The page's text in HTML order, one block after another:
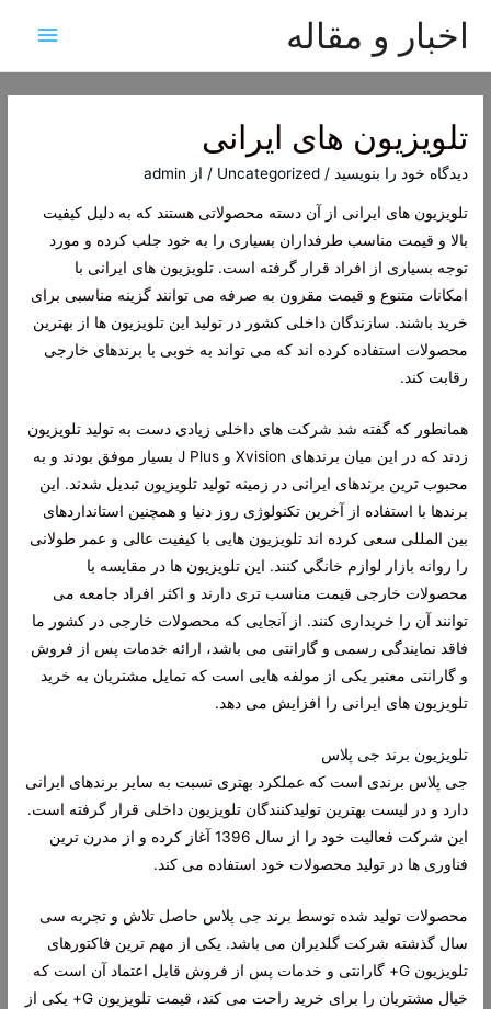
اخبار و مقاله
اصلی
تلویزیون های ایرانی
دیدگاه‌ خود را بنویسید /
Uncategorized / از admin
تلویزیون های ایرانی از آن دسته محصولاتی هستند که به دلیل کیفیت
بالا و قیمت مناسب طرفداران بسیاری را به خود جلب کرده و مورد
توجه بسیاری از افراد قرار گرفته است. تلویزیون های ایرانی با
امکانات متنوع و قیمت مقرون به صرفه می توانند گزینه مناسبی برای
خرید باشند. سازندگان داخلی کشور در تولید اینتلویزیون ها از بهترین
محصولات استفاده کرده اند که می تواند به خوبی با برندهای خارجی
رقابت کند.
همانطور که گفته شد شرکت های داخلی زیادی دست به تولید تلویزیون
زدند که در این میان برندهای Xvision و J Plus بسیار موفق بودند و به
محبوب ترین برندهای ایرانی در زمینه تولید تلویزیون تبدیل شدند. این
برندها با استفاده از آخرین تکنولوژی روز دنیا و همچنین استانداردهای
بین المللی سعی کرده اند تلویزیون هایی با کیفیت عالی و عمر طولانی
را روانه بازار لوازم خانگی کنند. این تلویزیون ها در مقایسه با
محصولات خارجی قیمت مناسب تری دارند و اکثر افراد جامعه می
توانند آن را خریداری کنند. از آنجایی که محصولات خارجی در کشور ما
فاقد نمایندگی رسمی و گارانتی می باشد، ارائه خدمات پس از فروش
و گارانتی معتبر یکی از مولفه هایی است که تمایل مشتریان به خرید
تلویزیون های ایرانی را افزایش می دهد.
تلویزیون برند جی پلاس
جی پلاس برندی است که عملکرد بهتری نسبت به سایر برندهای ایرانی
دارد و در لیست بهترین تولیدکنندگان تلویزیون داخلی قرار گرفته است.
این شرکت فعالیت خود را از سال 1396 آغاز کرده و از مدرن ترین
فناوری ها در تولید محصولات خود استفاده می کند.
محصولات تولید شده توسط برند جی پلاس حاصل تلاش و تجربه سی
سال گذشته شرکت گلدیران می باشد. یکی از مهم ترین فاکتورهای
تلویزیون G+ گارانتی و خدمات پس از فروش قابل اعتماد آن است که
خیال مشتریان را برای خرید راحت می کند، قیمت تلویزیون G+ یکی از